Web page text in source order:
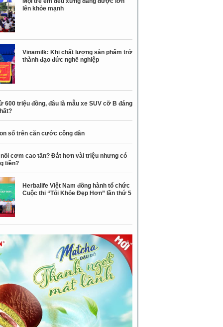
lên khỏe mạnh
Vinamilk: Khi chất lượng sản phẩm trở
thành đạo đức nghề nghiệp
600 triệu đồng, đâu là mẫu xe SUV cỡ B đáng
số trên căn cước công dân
nồi cơm cao tần? Đắt hơn vài triệu nhưng có
tiền?
Herbalife Việt Nam đồng hành tổ chức
Cuộc thi “Tôi Khỏe Đẹp Hơn” lần thứ 5